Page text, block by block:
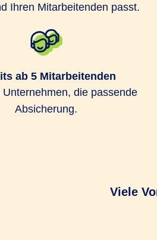
Mitarbeitenden müssen keine
betriebliche
Budgettarife, die
Ihren Mitarbeitenden passt.
ab 5 Mitarbeitenden
Unternehmen, die passende
Absicherung.
Viele